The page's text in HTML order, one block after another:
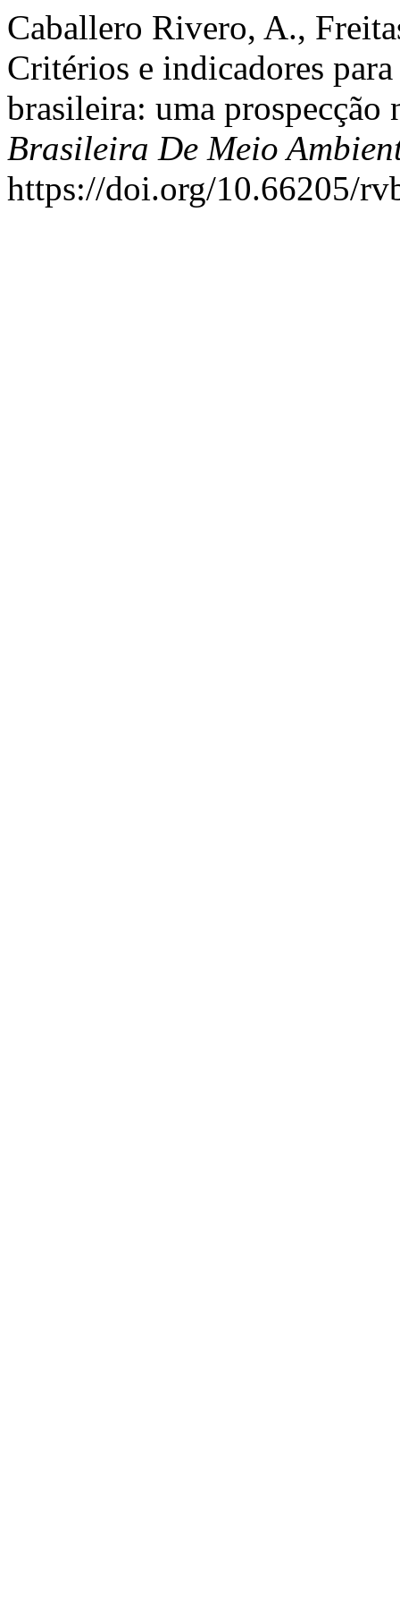
Caballero Rivero, A.,
Critérios e indicadores
brasileira: uma
Brasileira De Meio
https://doi.org/10.66205/